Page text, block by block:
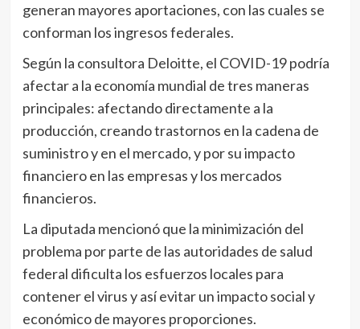
generan mayores aportaciones, con las cuales se
conforman los ingresos federales.
Según la consultora Deloitte, el COVID-19 podría
afectar a la economía mundial de tres maneras
principales: afectando directamente a la
producción, creando trastornos en la cadena de
suministro y en el mercado, y por su impacto
financiero en las empresas y los mercados
financieros.
La diputada mencionó que la minimización del
problema por parte de las autoridades de salud
federal dificulta los esfuerzos locales para
contener el virus y así evitar un impacto social y
económico de mayores proporciones.